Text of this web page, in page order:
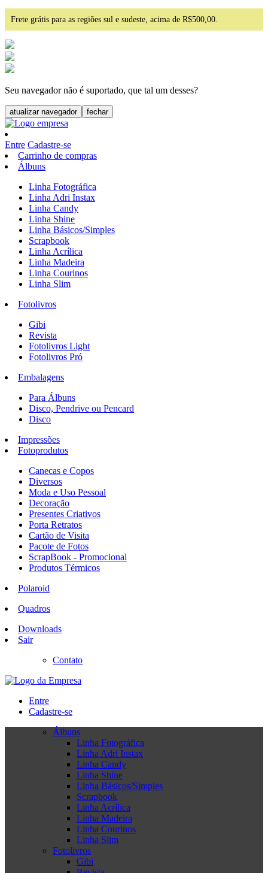
Frete grátis para as regiões sul e sudeste, acima de R$500,00.
Seu navegador não é suportado, que tal um desses?
atualizar navegador fechar
Entre Cadastre-se
Carrinho de compras
Álbuns
Linha Fotográfica
Linha Adri Instax
Linha Candy
Linha Shine
Linha Básicos/Simples
Scrapbook
Linha Acrílica
Linha Madeira
Linha Courinos
Linha Slim
Fotolivros
Gibi
Revista
Fotolivros Light
Fotolivros Pró
Embalagens
Para Álbuns
Disco, Pendrive ou Pencard
Disco
Impressões
Fotoprodutos
Canecas e Copos
Diversos
Moda e Uso Pessoal
Decoração
Presentes Criativos
Porta Retratos
Cartão de Visita
Pacote de Fotos
ScrapBook - Promocional
Produtos Térmicos
Polaroid
Quadros
Downloads
Sair
Contato
Entre
Cadastre-se
Álbuns
Linha Fotográfica
Linha Adri Instax
Linha Candy
Linha Shine
Linha Básicos/Simples
Scrapbook
Linha Acrílica
Linha Madeira
Linha Courinos
Linha Slim
Fotolivros
Gibi